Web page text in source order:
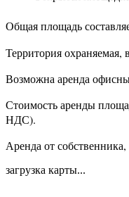
Общая площадь
Территория охраняемая,
Возможна аренда
Стоимость аренды
НДС).
Аренда от
загрузка карты...